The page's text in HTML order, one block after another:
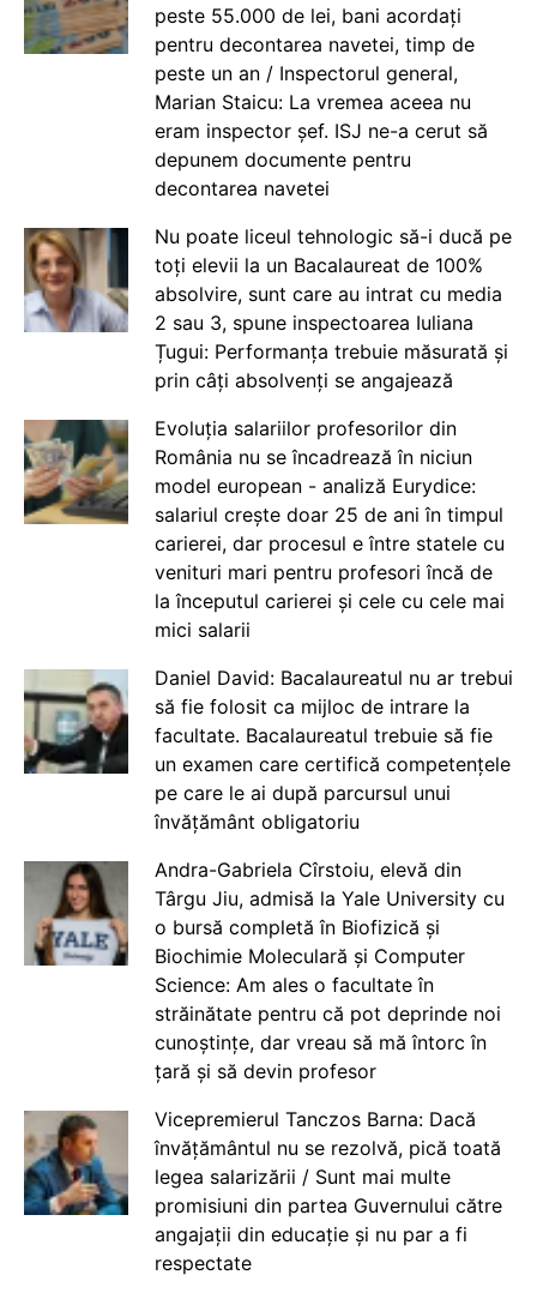
peste 55.000 de lei, bani acordați
pentru decontarea navetei, timp de
peste un an / Inspectorul general,
Marian Staicu: La vremea aceea nu
eram inspector șef. ISJ ne-a cerut să
depunem documente pentru
decontarea navetei
Nu poate liceul tehnologic să-i ducă pe
toți elevii la un Bacalaureat de 100%
absolvire, sunt care au intrat cu media
2 sau 3, spune inspectoarea Iuliana
Țugui: Performanța trebuie măsurată și
prin câți absolvenți se angajează
Evoluția salariilor profesorilor din
România nu se încadrează în niciun
model european - analiză Eurydice:
salariul crește doar 25 de ani în timpul
carierei, dar procesul e între statele cu
venituri mari pentru profesori încă de
la începutul carierei și cele cu cele mai
mici salarii
Daniel David: Bacalaureatul nu ar trebui
să fie folosit ca mijloc de intrare la
facultate. Bacalaureatul trebuie să fie
un examen care certifică competențele
pe care le ai după parcursul unui
învățământ obligatoriu
Andra-Gabriela Cîrstoiu, elevă din
Târgu Jiu, admisă la Yale University cu
o bursă completă în Biofizică și
Biochimie Moleculară și Computer
Science: Am ales o facultate în
străinătate pentru că pot deprinde noi
cunoștințe, dar vreau să mă întorc în
țară și să devin profesor
Vicepremierul Tanczos Barna: Dacă
învățământul nu se rezolvă, pică toată
legea salarizării / Sunt mai multe
promisiuni din partea Guvernului către
angajații din educație și nu par a fi
respectate